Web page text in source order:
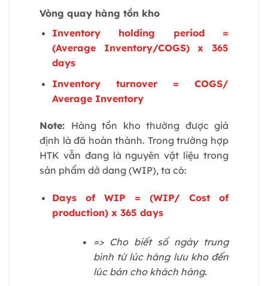
Vòng quay hàng tồn kho
Inventory holding period =
(Average Inventory/COGS) x 365
days
Inventory turnover = COGS/
Average Inventory
Note: Hàng tồn kho thường được giả
định là đã hoàn thành. Trong trường hợp
HTK vẫn đang là nguyên vật liệu trong
sản phẩm dở dang (WIP), ta có:
Days of WIP = (WIP/ Cost of
production) x 365 days
=> Cho biết số ngày trung
bình từ lúc hàng lưu kho đến
lúc bán cho khách hàng.